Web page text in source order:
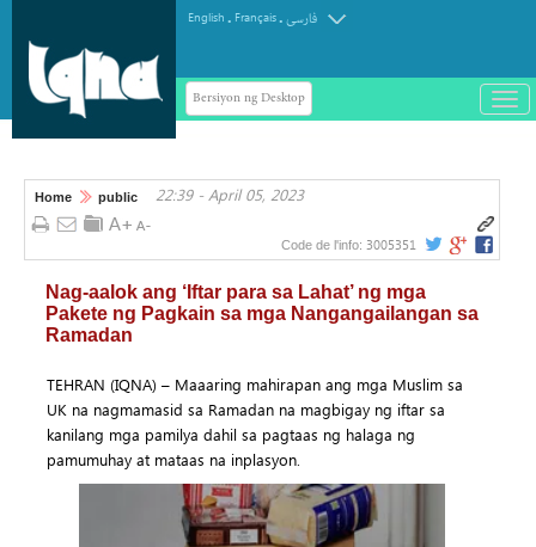
English . Français.فارسی
Bersiyon ng Desktop
باز
و
Home public 22:39 - April 05, 2023
Code de l'info: 3005351
Nag-aalok ang ‘Iftar para sa Lahat’ ng mga
Pakete ng Pagkain sa mga Nangangailangan sa
Ramadan
TEHRAN (IQNA) – Maaaring mahirapan ang mga Muslim sa
UK na nagmamasid sa Ramadan na magbigay ng iftar sa
kanilang mga pamilya dahil sa pagtaas ng halaga ng
pamumuhay at mataas na inplasyon.